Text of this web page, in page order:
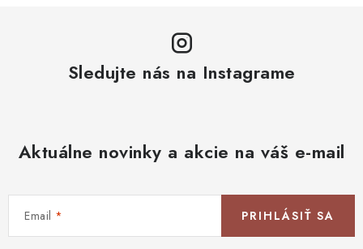
Sledujte nás na Instagrame
Aktuálne novinky a akcie na váš e-mail
Email PRIHLÁSIŤ SA